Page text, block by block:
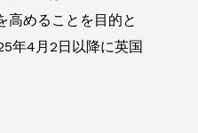
高めることを目的と
年4月2日以降に英国